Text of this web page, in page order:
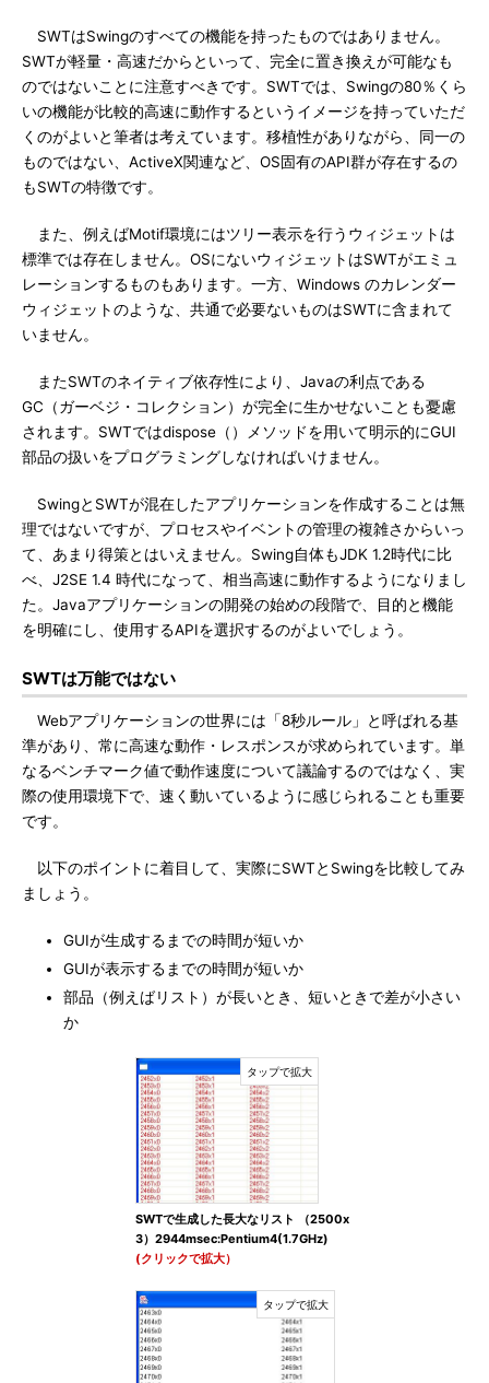
SWTはSwingのすべての機能を持ったものではありません。
SWTが軽量・高速だからといって、完全に置き換えが可能なも
のではないことに注意すべきです。SWTでは、Swingの80％くら
いの機能が比較的高速に動作するというイメージを持っていただ
くのがよいと筆者は考えています。移植性がありながら、同一の
ものではない、ActiveX関連など、OS固有のAPI群が存在するの
もSWTの特徴です。
また、例えばMotif環境にはツリー表示を行うウィジェットは
標準では存在しません。OSにないウィジェットはSWTがエミュ
レーションするものもあります。一方、Windows のカレンダー
ウィジェットのような、共通で必要ないものはSWTに含まれて
いません。
またSWTのネイティブ依存性により、Javaの利点である
GC（ガーベジ・コレクション）が完全に生かせないことも憂慮
されます。SWTではdispose（）メソッドを用いて明示的にGUI
部品の扱いをプログラミングしなければいけません。
SwingとSWTが混在したアプリケーションを作成することは無
理ではないですが、プロセスやイベントの管理の複雑さからいっ
て、あまり得策とはいえません。Swing自体もJDK 1.2時代に比
べ、J2SE 1.4 時代になって、相当高速に動作するようになりまし
た。Javaアプリケーションの開発の始めの段階で、目的と機能
を明確にし、使用するAPIを選択するのがよいでしょう。
SWTは万能ではない
Webアプリケーションの世界には「8秒ルール」と呼ばれる基
準があり、常に高速な動作・レスポンスが求められています。単
なるベンチマーク値で動作速度について議論するのではなく、実
際の使用環境下で、速く動いているように感じられることも重要
です。
以下のポイントに着目して、実際にSWTとSwingを比較してみ
ましょう。
GUIが生成するまでの時間が短いか
GUIが表示するまでの時間が短いか
部品（例えばリスト）が長いとき、短いときで差が小さい
か
SWTで生成した長大なリスト （2500x
3）2944msec:Pentium4(1.7GHz)
(クリックで拡大）